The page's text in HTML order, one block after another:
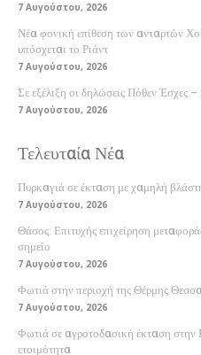
7 Αυγούστου, 2026
Νέα φονική επίθεση των ανταρτών
υπόσχεται το Ριάντ
7 Αυγούστου, 2026
Σε εξέλιξη οι δηλώσεις Πόθεν Έσχες
7 Αυγούστου, 2026
Τελευταία Νέα
Πυρκαγιά σε έκταση με χαμηλή
7 Αυγούστου, 2026
Θάσος: Επιτυχής επιχείρηση
σημείο
7 Αυγούστου, 2026
Φωτιά στην περιοχή της Θέρμης
7 Αυγούστου, 2026
Φωτιά σε αγροτοδασική έκταση
ετοιμότητα